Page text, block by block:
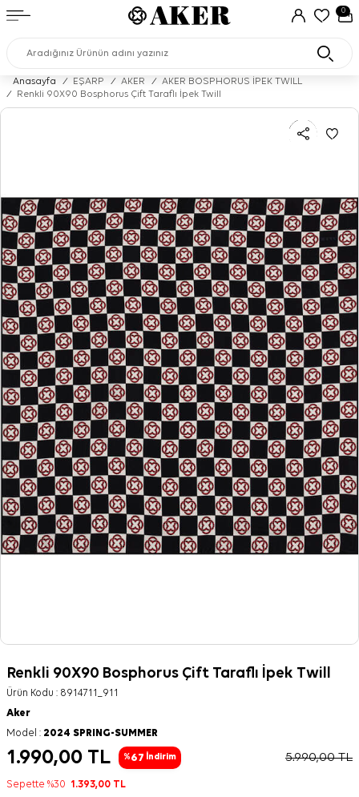
0
Anasayfa / EŞARP / AKER /
AKER BOSPHORUS İPEK TWILL
/
Renkli 90X90 Bosphorus Çift Taraflı İpek Twill
Renkli 90X90 Bosphorus Çift Taraflı İpek Twill
Ürün Kodu : 8914711_911
Aker
Model : 2024 SPRING-SUMMER
1.990,00 TL %67 İndirim 5.990,00TL
Sepette %30 1.393,00 TL